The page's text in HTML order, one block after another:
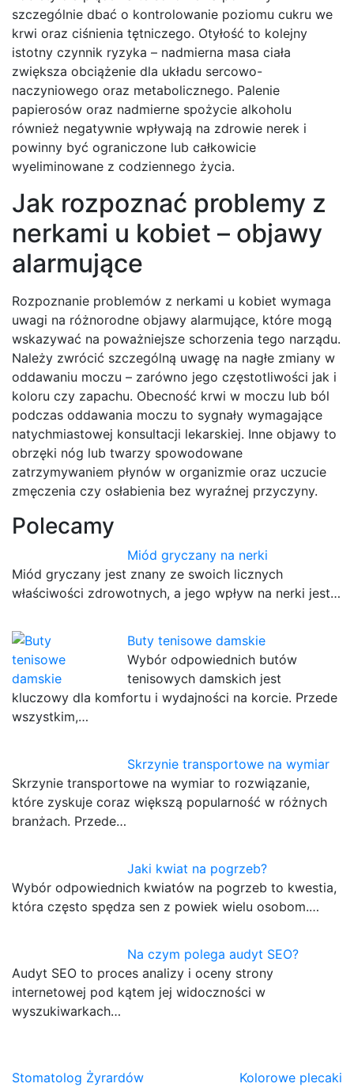
szczególnie dbać o kontrolowanie poziomu cukru we
krwi oraz ciśnienia tętniczego. Otyłość to kolejny
istotny czynnik ryzyka – nadmierna masa ciała
zwiększa obciążenie dla układu sercowo-
naczyniowego oraz metabolicznego. Palenie
papierosów oraz nadmierne spożycie alkoholu
również negatywnie wpływają na zdrowie nerek i
powinny być ograniczone lub całkowicie
wyeliminowane z codziennego życia.
Jak rozpoznać problemy z
nerkami u kobiet – objawy
alarmujące
Rozpoznanie problemów z nerkami u kobiet wymaga
uwagi na różnorodne objawy alarmujące, które mogą
wskazywać na poważniejsze schorzenia tego narządu.
Należy zwrócić szczególną uwagę na nagłe zmiany w
oddawaniu moczu – zarówno jego częstotliwości jak i
koloru czy zapachu. Obecność krwi w moczu lub ból
podczas oddawania moczu to sygnały wymagające
natychmiastowej konsultacji lekarskiej. Inne objawy to
obrzęki nóg lub twarzy spowodowane
zatrzymywaniem płynów w organizmie oraz uczucie
zmęczenia czy osłabienia bez wyraźnej przyczyny.
Polecamy
Miód gryczany na nerki
Miód gryczany jest znany ze swoich licznych
właściwości zdrowotnych, a jego wpływ na nerki jest…
Buty tenisowe damskie
Wybór odpowiednich butów
tenisowych damskich jest
kluczowy dla komfortu i wydajności na korcie. Przede
wszystkim,…
Skrzynie transportowe na wymiar
Skrzynie transportowe na wymiar to rozwiązanie,
które zyskuje coraz większą popularność w różnych
branżach. Przede…
Jaki kwiat na pogrzeb?
Wybór odpowiednich kwiatów na pogrzeb to kwestia,
która często spędza sen z powiek wielu osobom.…
Na czym polega audyt SEO?
Audyt SEO to proces analizy i oceny strony
internetowej pod kątem jej widoczności w
wyszukiwarkach…
Nawigacja
Stomatolog Żyrardów Kolorowe plecaki